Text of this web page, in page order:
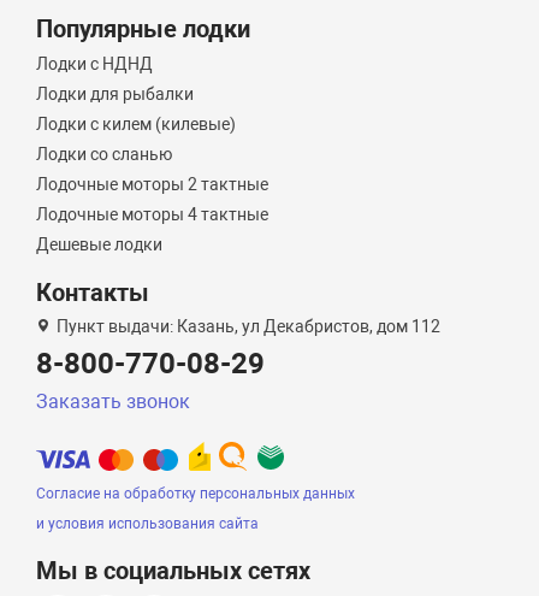
Популярные лодки
Лодки с НДНД
Лодки для рыбалки
Лодки с килем (килевые)
Лодки со сланью
Лодочные моторы 2 тактные
Лодочные моторы 4 тактные
Дешевые лодки
Контакты
Пункт выдачи: Казань, ул Декабристов, дом 112
8-800-770-08-29
Заказать звонок
Согласие на обработку персональных данных
и условия использования сайта
Мы в социальных сетях